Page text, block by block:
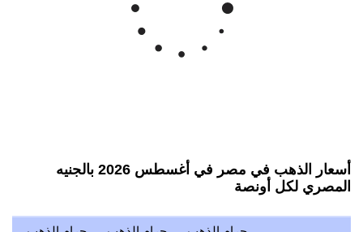
أسعار الذهب في مصر في أغسطس 2026 بالجنيه
المصري لكل أونصة